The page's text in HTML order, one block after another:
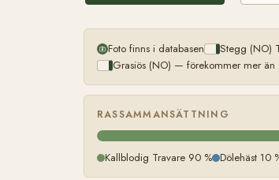
Foto finns i databasen Stegg (NO)
Grasiös (NO) — förekommer mer än
RASSAMMANSÄTTNING
Kallblodig Travare 90 % Dölehäst 10